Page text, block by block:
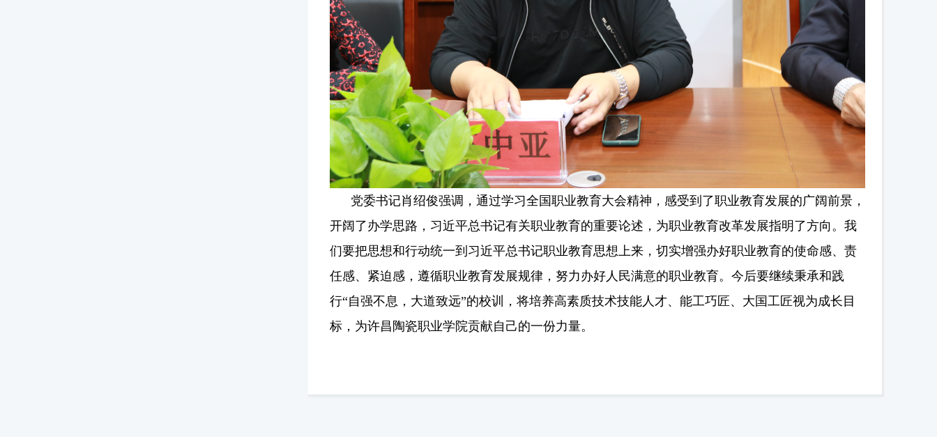
党委书记肖绍俊强调，通过学习全国职业教育大会精神，感受到了职业教育发展的广阔前景，
开阔了办学思路，习近平总书记有关职业教育的重要论述，为职业教育改革发展指明了方向。我
们要把思想和行动统一到习近平总书记职业教育思想上来，切实增强办好职业教育的使命感、责
任感、紧迫感，遵循职业教育发展规律，努力办好人民满意的职业教育。今后要继续秉承和践
行“自强不息，大道致远”的校训，将培养高素质技术技能人才、能工巧匠、大国工匠视为成长目
标，为许昌陶瓷职业学院贡献自己的一份力量。